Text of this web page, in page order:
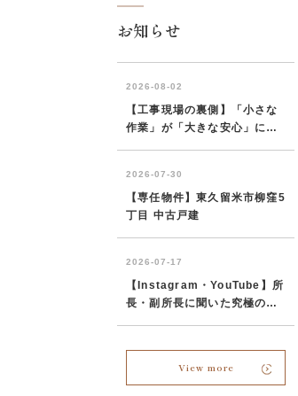
お知らせ
View more